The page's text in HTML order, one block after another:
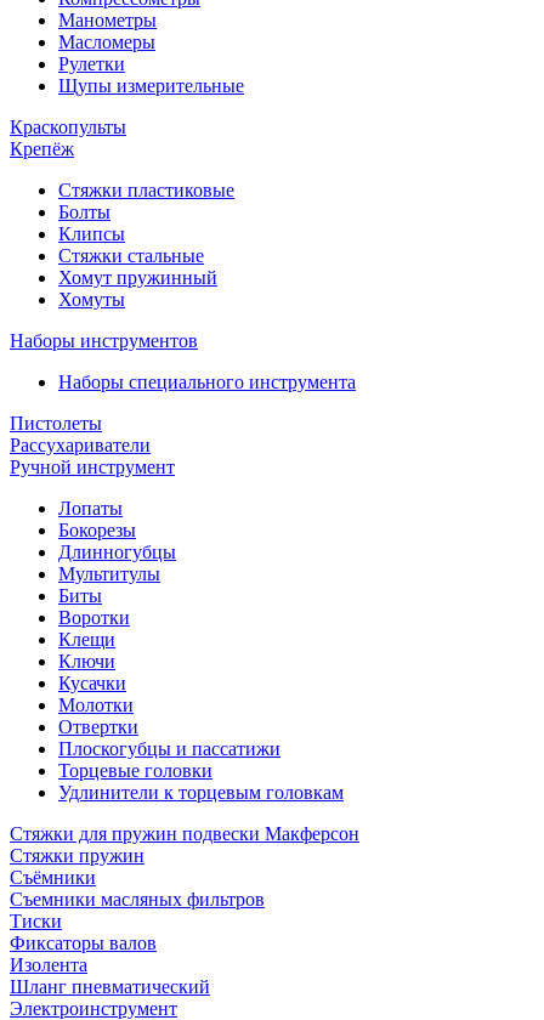
Манометры
Масломеры
Рулетки
Щупы измерительные
Краскопульты
Крепёж
Стяжки пластиковые
Болты
Клипсы
Стяжки стальные
Хомут пружинный
Хомуты
Наборы инструментов
Наборы специального инструмента
Пистолеты
Рассухариватели
Ручной инструмент
Лопаты
Бокорезы
Длинногубцы
Мультитулы
Биты
Воротки
Клещи
Ключи
Кусачки
Молотки
Отвертки
Плоскогубцы и пассатижи
Торцевые головки
Удлинители к торцевым головкам
Стяжки для пружин подвески Макферсон
Стяжки пружин
Съёмники
Съемники масляных фильтров
Тиски
Фиксаторы валов
Изолента
Шланг пневматический
Электроинструмент